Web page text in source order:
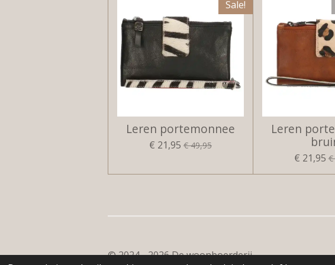
Sale!
Leren portemonnee
€ 21,95 € 49,95
Leren
€ 21,95 €
© 2024 - 2026 De woonboerderij